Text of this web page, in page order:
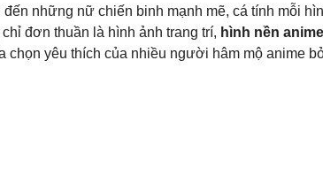
những nữ chiến binh mạnh mẽ, cá tính mỗi
đơn thuần là hình ảnh trang trí, hình nền
yêu thích của nhiều người hâm mộ anime